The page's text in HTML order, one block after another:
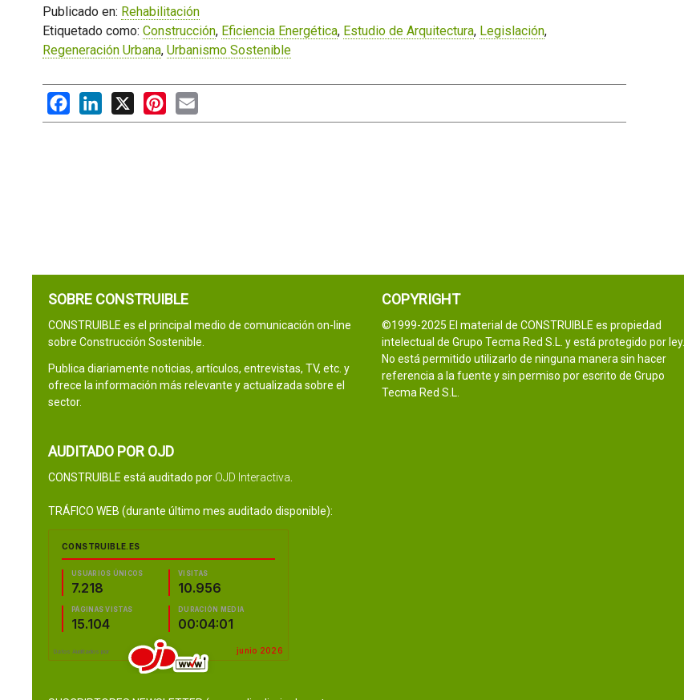
Publicado en: Rehabilitación
Etiquetado como: Construcción, Eficiencia Energética, Estudio de Arquitectura, Legislación,
Regeneración Urbana, Urbanismo Sostenible
FacebookLinkedIn
X PinterestEmail
SOBRE CONSTRUIBLE
CONSTRUIBLE es el principal medio de comunicación on-line
sobre Construcción Sostenible.
Publica diariamente noticias, artículos, entrevistas, TV, etc. y
ofrece la información más relevante y actualizada sobre el
sector.
AUDITADO POR OJD
CONSTRUIBLE está auditado por OJD Interactiva
TRÁFICO WEB (durante último mes auditado disponible):
COPYRIGHT
©1999-2025 El material de CONSTRUIBLE es propiedad
intelectual de Grupo Tecma Red S.L. y está protegido por ley.
No está permitido utilizarlo de ninguna manera sin hacer
referencia a la fuente y sin permiso por escrito de Grupo
Tecma Red S.L.